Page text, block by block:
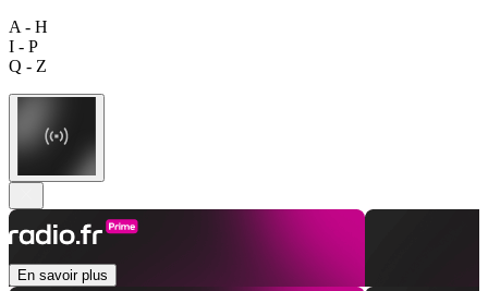
A - H
I - P
Q - Z
En savoir plus